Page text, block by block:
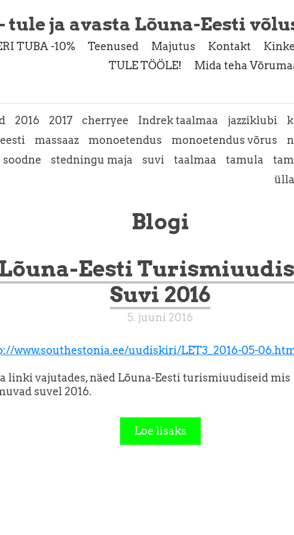
tule ja avasta Lõuna-Eesti
TUBA -10% Teenused Majutus Kontakt
TULE TÖÖLE!
Mida teha
2016 2017 cherryee Indrek taalmaa jazziklubi
massaaz monoetendus monoetendus võrus
soodne stedningu maja suvi taalmaa tamula
Blogi
Lõuna-Eesti
Suvi 2016
5. juuni 2016
www.southestonia.ee/uudiskiri/LET3_2016-05-
linki vajutades, näed Lõuna-Eesti turismiuudiseid mis
suvel 2016.
Loe lisaks